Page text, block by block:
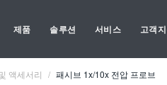
제품 솔루션 서비스 고객
액세서리 패시브 1x/10x 전압 프로브